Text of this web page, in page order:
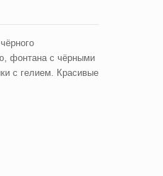
фонтана с чёрными
с гелием. Красивые